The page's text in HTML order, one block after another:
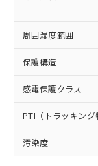
周囲湿度範囲
保護構造
感電保護クラス
PTI（トラッキング
汚染度
点は
在
マ
ル)
ルベンジ
（DBP）
(DIBP)
但し、
適用除外項
※2 対応
部品在
DBP(フタ
イソブチル
ル) :
DEHP(フ
※2 環境
「ｅ」：
「10」
使
当
場
販
△
空